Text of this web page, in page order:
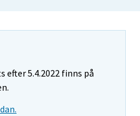
efter 5.4.2022 finns på